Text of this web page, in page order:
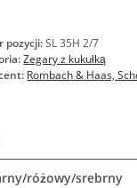
pozycji:SL 35H 2/7
Zegary z kukułką
Rombach & Haas,
różowy/srebrny